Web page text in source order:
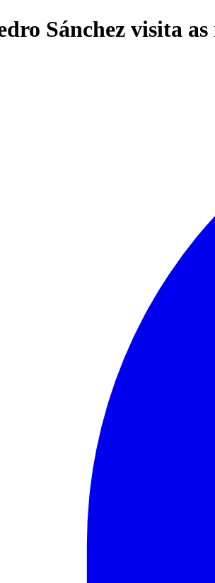
Sánchez visita